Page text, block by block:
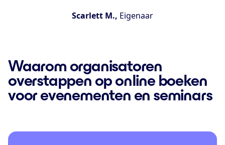
Scarlett M., Eigenaar
Waarom organisatoren
overstappen op online boeken
voor evenementen en seminars